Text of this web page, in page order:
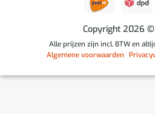
Copyright 2026 ©
Alle prijzen zijn incl. BTW en
Algemene voorwaarden